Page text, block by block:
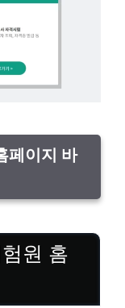
페이지 바
원 홈